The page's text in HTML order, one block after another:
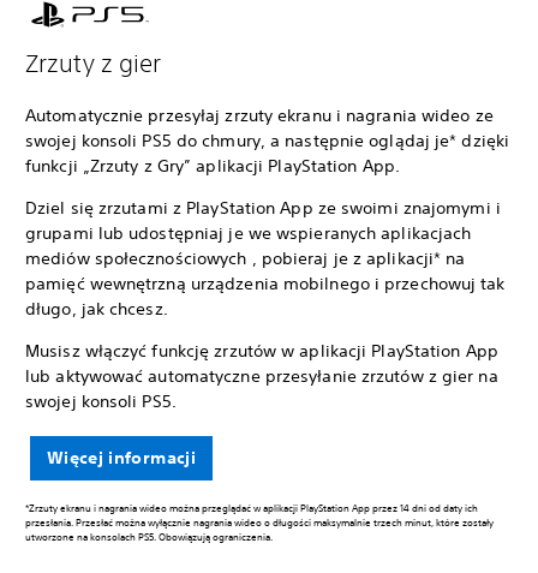
Zrzuty z gier
Automatycznie przesyłaj zrzuty ekranu i nagrania wideo ze
swojej konsoli PS5 do chmury, a następnie oglądaj je* dzięki
funkcji „Zrzuty z Gry” aplikacji PlayStation App.
Dziel się zrzutami z PlayStation App ze swoimi znajomymi i
grupami lub udostępniaj je we wspieranych aplikacjach
mediów społecznościowych , pobieraj je z aplikacji* na
pamięć wewnętrzną urządzenia mobilnego i przechowuj tak
długo, jak chcesz.
Musisz włączyć funkcję zrzutów w aplikacji PlayStation App
lub aktywować automatyczne przesyłanie zrzutów z gier na
swojej konsoli PS5.
Więcej informacji
*Zrzuty ekranu i nagrania wideo można przeglądać w aplikacji PlayStation App przez 14 dni od daty ich
przesłania. Przesłać można wyłącznie nagrania wideo o długości maksymalnie trzech minut, które zostały
utworzone na konsolach PS5. Obowiązują ograniczenia.